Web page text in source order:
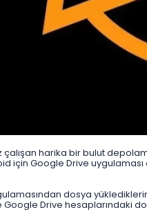
harika bir bulut
için Google Drive
dosya
Drive hesaplarındaki